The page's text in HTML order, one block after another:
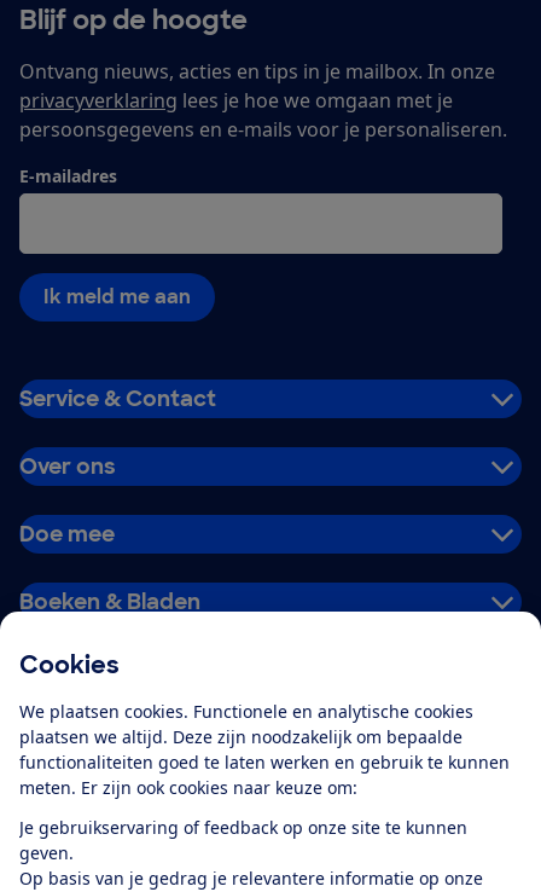
Cookies
We plaatsen cookies. Functionele en analytische cookies
plaatsen we altijd. Deze zijn noodzakelijk om bepaalde
functionaliteiten goed te laten werken en gebruik te kunnen
meten. Er zijn ook cookies naar keuze om:
Je gebruikservaring of feedback op onze site te kunnen
geven.
Op basis van je gedrag je relevantere informatie op onze
Blijf op de hoogte
Ontvang nieuws, acties en tips in je mailbox. In onze
privacyverklaring lees je hoe we omgaan met je
persoonsgegevens en e-mails voor je personaliseren.
E-mailadres
Ik meld me aan
Service & Contact
Over ons
Doe mee
Boeken & Bladen
Alles over de
app